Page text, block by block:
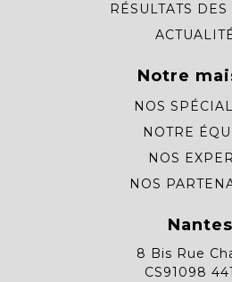
RÉSULTATS DES
Notre
NOS
NOTRE
NOS
NOS
Nantes
8 Bis Rue
CS91098